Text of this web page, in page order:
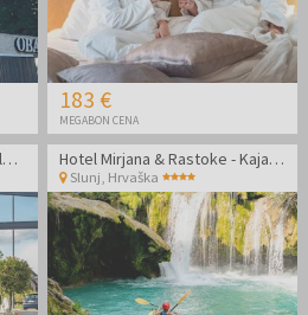
183 €
MEGABON CENA
Hotel Mirjana & Rastoke - Poletni oddih v bližini Plitvic Hotel Mirjana & Rastoke - Kajakaštvo po čudoviti reki Mrežnici
Slunj Hrvaška